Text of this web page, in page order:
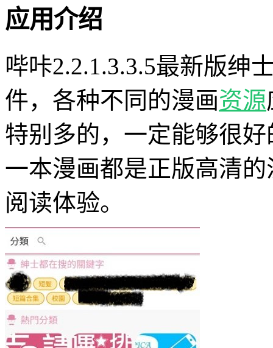
应用介绍
哔咔2.2.1.3.3.5最新版绅
件，各种不同的漫画资源
特别多的，一定能够很
一本漫画都是正版高清
阅读体验。